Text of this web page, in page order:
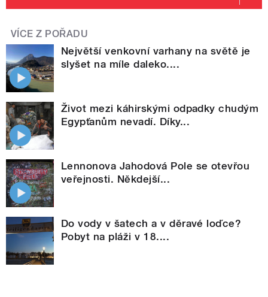
VÍCE Z POŘADU
Největší venkovní varhany na světě je
slyšet na míle daleko....
Život mezi káhirskými odpadky chudým
Egypťanům nevadí. Díky...
Lennonova Jahodová Pole se otevřou
veřejnosti. Někdejší...
Do vody v šatech a v děravé loďce?
Pobyt na pláži v 18....